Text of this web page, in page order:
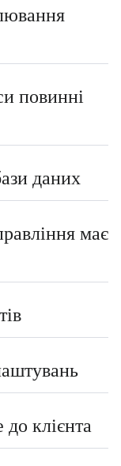
повинні
даних
має
клієнта